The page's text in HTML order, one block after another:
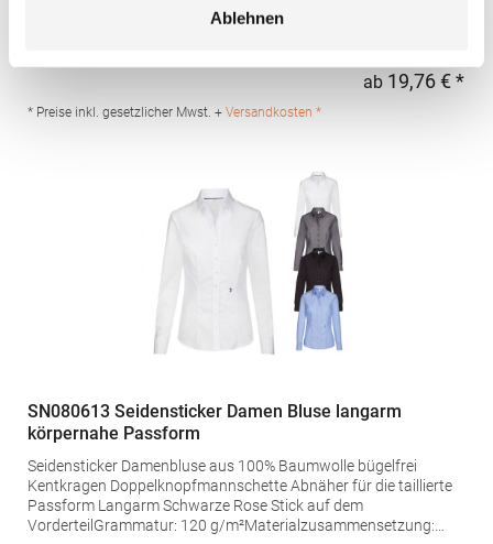
Ablehnen
Einfache Nähte um Armausschnitte Doppelt abgesteppte Ärmel-
Manschette Unterbrustabnäher Rückenabnäher vom Saum zur
Gewebtes Kustom Kit®-Halsetikett Pfegehinweis: 40 °C
BaumwolleAngaben zur Produktsicherheit: Herst.-Nr.:
KK242Hersteller: Authorised Rep Compliance Ltd. Ground Floor
71 Lower Baggot Street Dublin D02 P593 Irland Kontakt:
www.arccompliance.com
ab 19,76 € *
* Preise inkl. gesetzlicher Mwst. + Versandkosten *
SN080613 Seidensticker Damen Bluse langarm
körpernahe Passform
Seidensticker Damenbluse aus 100% Baumwolle bügelfrei
Kentkragen Doppelknopfmannschette Abnäher für die taillierte
Passform Langarm Schwarze Rose Stick auf dem
VorderteilGrammatur: 120 g/m²Materialzusammensetzung: